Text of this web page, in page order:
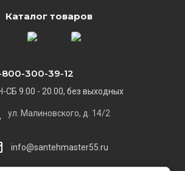
Каталог товаров
800-300-39-12
СБ 9.00 - 20.00, без выходных
ул. Малиновского, д. 14/2
info@santehmaster55.ru